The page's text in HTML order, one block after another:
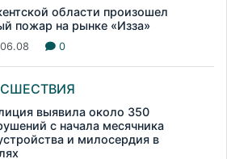
области произошел
пожар на рынке «Изза»
0
выявила около 350
с начала месячника
и милосердия в